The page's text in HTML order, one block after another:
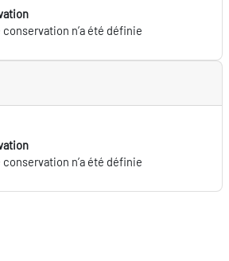
n’a été définie
n’a été définie